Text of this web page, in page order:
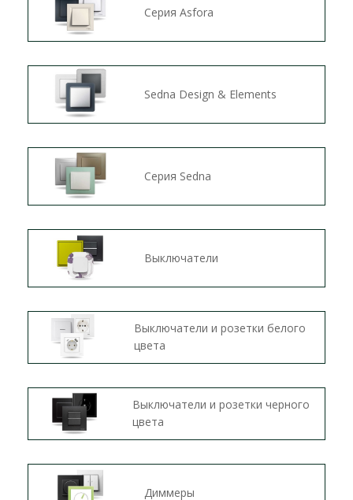
Серия Asfora
Sedna Design & Elements
Серия Sedna
Выключатели
Выключатели и розетки белого
цвета
Выключатели и розетки черного
цвета
Диммеры